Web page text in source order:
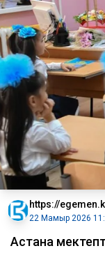
https://
22 Мамыр 2026
Астана